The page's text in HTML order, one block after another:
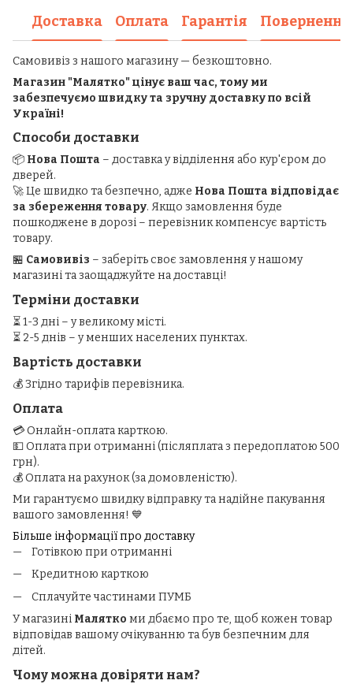
Доставка Оплата Гарантія Повернення
Самовивіз з нашого магазину — безкоштовно.
Магазин "Малятко" цінує ваш час, тому ми
забезпечуємо швидку та зручну доставку по всій
Україні!
Способи доставки
📦 Нова Пошта – доставка у відділення або кур'єром до
дверей.
🚀 Це швидко та безпечно, адже Нова Пошта відповідає
за збереження товару. Якщо замовлення буде
пошкоджене в дорозі – перевізник компенсує вартість
товару.
🏪 Самовивіз – заберіть своє замовлення у нашому
магазині та заощаджуйте на доставці!
Терміни доставки
⏳ 1-3 дні – у великому місті.
⏳ 2-5 днів – у менших населених пунктах.
Вартість доставки
💰 Згідно тарифів перевізника.
Оплата
💳 Онлайн-оплата карткою.
💵 Оплата при отриманні (післяплата з передоплатою 500
грн).
💰 Оплата на рахунок (за домовленістю).
Ми гарантуємо швидку відправку та надійне пакування
вашого замовлення! 💙
Більше інформації про доставку
Готівкою при отриманні
Кредитною карткою
Сплачуйте частинами ПУМБ
У магазині Малятко ми дбаємо про те, щоб кожен товар
відповідав вашому очікуванню та був безпечним для
дітей.
Чому можна довіряти нам?